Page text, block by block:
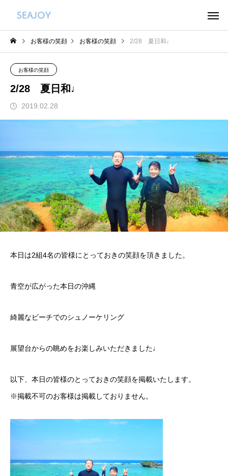
お客様の笑顔 お客様の笑顔 2/28 夏日和♩
お客様の笑顔
2/28 夏日和♩
2019.02.28
本日は2組4名の皆様にとっておきの笑顔を頂きました。
青空が広がった本日の沖縄
綺麗なビーチでのシュノーケリング
展望台からの眺めをお楽しみいただきました♩
以下、本日の皆様のとっておきの笑顔を掲載いたします。
※掲載不可のお客様は掲載しておりません。